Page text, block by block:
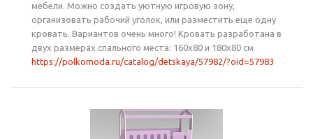
мебели. Можно создать уютную игровую зону,
организовать рабочий уголок, или разместить еще одну
кровать. Вариантов очень много! Кровать разработана в
двух размерах спального места: 160х80 и 180х80 см
https://polkomoda.ru/catalog/detskaya/57982/?oid=57983